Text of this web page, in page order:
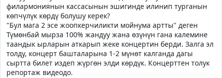
филармониянын кассасынын эшигинде илинип турганын
көпчүлүк көрдү болушу керек?
"Бул мага 2 эсе жоопкерчиликти мойнума артты" деген
Түмөнбай мырза 100% жандуу жана өзүнүн гана калемине
таандык ырларын аткарып жеке концертин берди. Залга эл
толду, концерт башталарына 1-2 мүнөт калганда дагы
сыртта билет издеп жүргөн элди көрдүк. Концерттен толук
репортаж видеодо.